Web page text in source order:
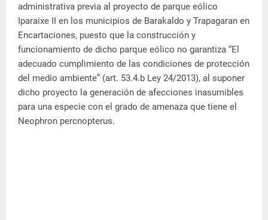
administrativa previa al proyecto de parque eólico
Iparaixe II en los municipios de Barakaldo y Trapagaran en
Encartaciones, puesto que la construcción y
funcionamiento de dicho parque eólico no garantiza “El
adecuado cumplimiento de las condiciones de protección
del medio ambiente” (art. 53.4.b Ley 24/2013), al suponer
dicho proyecto la generación de afecciones inasumibles
para una especie con el grado de amenaza que tiene el
Neophron percnopterus.